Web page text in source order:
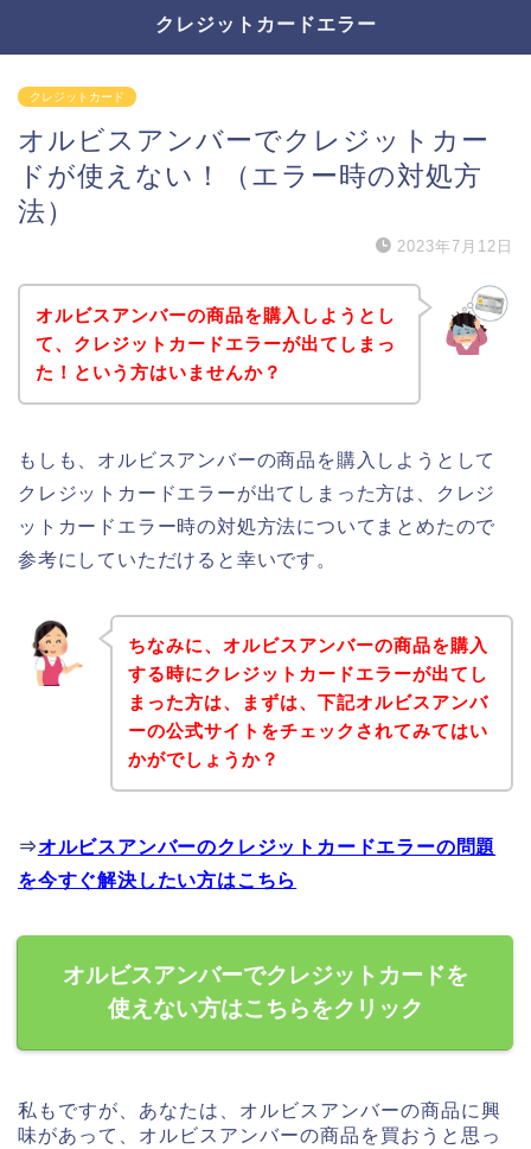
クレジットカードエラー
クレジットカード
オルビスアンバーでクレジットカー
ドが使えない！（エラー時の対処方
法）
2023年7月12日
オルビスアンバーの商品を購入しようとし
て、クレジットカードエラーが出てしまっ
た！という方はいませんか？
もしも、オルビスアンバーの商品を購入しようとして
クレジットカードエラーが出てしまった方は、クレジ
ットカードエラー時の対処方法についてまとめたので
参考にしていただけると幸いです。
ちなみに、オルビスアンバーの商品を購入
する時にクレジットカードエラーが出てし
まった方は、まずは、下記オルビスアンバ
ーの公式サイトをチェックされてみてはい
かがでしょうか？
⇒オルビスアンバーのクレジットカードエラーの問題
を今すぐ解決したい方はこちら
オルビスアンバーでクレジットカードを
使えない方はこちらをクリック
私もですが、あなたは、オルビスアンバーの商品に興
味があって、オルビスアンバーの商品を買おうと思っ